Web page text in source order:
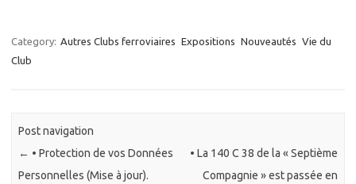
Category: Autres Clubs ferroviaires Expositions Nouveautés Vie du
Club
Post navigation
← • Protection de vos Données
Personnelles (Mise à jour).
• La 140 C 38 de la « Septième
Compagnie » est passée en